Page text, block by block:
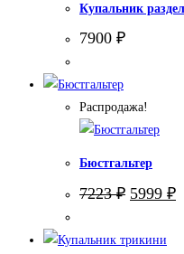
Купальник
7900 ₽
Распродажа!
Бюстгальтер
7223₽
цена
7223 ₽.
5999 ₽